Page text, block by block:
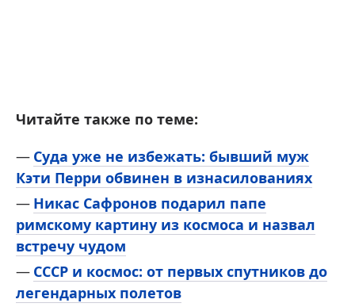
Читайте также по теме:
Суда уже не избежать: бывший муж
Кэти Перри обвинен в изнасилованиях
Никас Сафронов подарил папе
римскому картину из космоса и назвал
встречу чудом
СССР и космос: от первых спутников до
легендарных полетов